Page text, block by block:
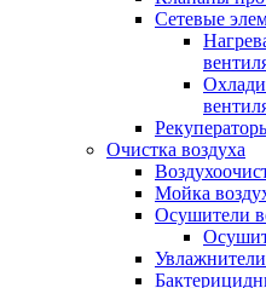
Сетевые
Очистка воздуха
Мойка
Осушители
Увлажнители